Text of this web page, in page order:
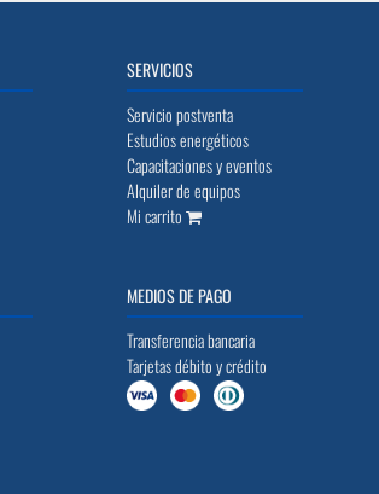
SERVICIOS
Servicio postventa
Estudios energéticos
Capacitaciones y eventos
Alquiler de equipos
Mi carrito
MEDIOS DE PAGO
Transferencia bancaria
Tarjetas débito y crédito